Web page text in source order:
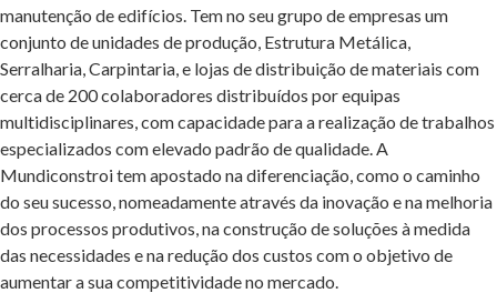
manutenção de edifícios. Tem no seu grupo de empresas um
conjunto de unidades de produção, Estrutura Metálica,
Serralharia, Carpintaria, e lojas de distribuição de materiais com
cerca de 200 colaboradores distribuídos por equipas
multidisciplinares, com capacidade para a realização de trabalhos
especializados com elevado padrão de qualidade. A
Mundiconstroi tem apostado na diferenciação, como o caminho
do seu sucesso, nomeadamente através da inovação e na melhoria
dos processos produtivos, na construção de soluções à medida
das necessidades e na redução dos custos com o objetivo de
aumentar a sua competitividade no mercado.